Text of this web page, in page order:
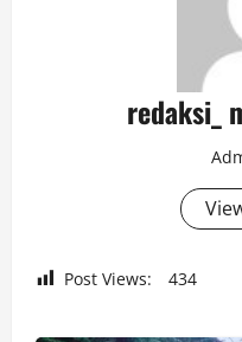
redaksi_
Post Views: 434